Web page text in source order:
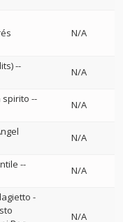
N/A
--
N/A
spirito --
N/A
N/A
--
N/A
-
N/A